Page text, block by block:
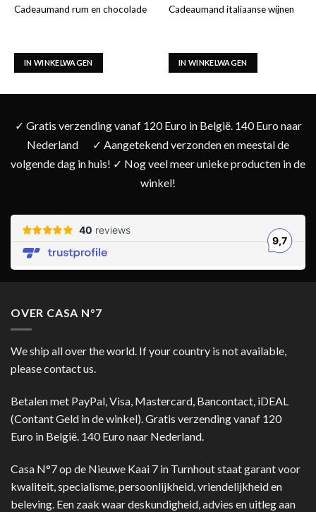
Cadeaumand rum en chocolade
IN WINKELWAGEN
Cadeaumand italiaanse wijnen
IN WINKELWAGEN
✓ Gratis verzending vanaf 120 Euro in België. 140 Euro naar
Nederland
✓ Aangetekend verzonden en meestal de
volgende dag in huis! ✓ Nog veel meer unieke producten in de
winkel!
OVER CASA N°7
We ship all over the world. If your country is not available,
please contact us.
Betalen met PayPal, Visa, Mastercard, Bancontact, iDEAL
(Contant Geld in de winkel). Gratis verzending vanaf 120
Euro in België. 140 Euro naar Nederland.
Casa N°7 op de Nieuwe Kaai 7 in Turnhout staat garant voor
kwaliteit, specialisme, persoonlijkheid, vriendelijkheid en
beleving. Een zaak waar deskundigheid, advies en uitleg aan